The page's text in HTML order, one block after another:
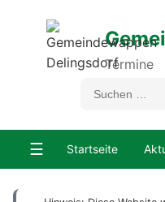
Termine
☰ Startseite